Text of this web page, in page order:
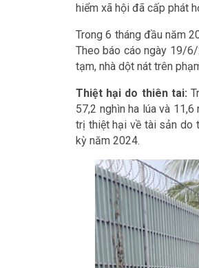
hiểm xã hội đã cấp phát
Trong 6 tháng đầu năm
Theo báo cáo ngày 19/
tạm, nhà dột nát trên
Thiệt hại do thiên tai:
57,2 nghìn ha lúa và
trị thiệt hại về tài sản do
kỳ năm 2024.